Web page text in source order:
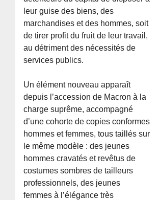
leur guise des biens, des
marchandises et des hommes, soit
de tirer profit du fruit de leur travail,
au détriment des nécessités de
services publics.
Un élément nouveau apparaît
depuis l’accession de Macron à la
charge suprême, accompagné
d’une cohorte de copies conformes
hommes et femmes, tous taillés sur
le même modèle : des jeunes
hommes cravatés et revêtus de
costumes sombres de tailleurs
professionnels, des jeunes
femmes à l’élégance très